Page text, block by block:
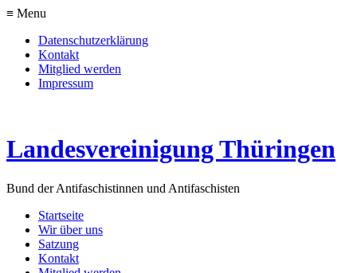
≡ Menu
Datenschutzerklärung
Kontakt
Mitglied werden
Impressum
Landesvereinigung Thüringen
Bund der Antifaschistinnen und Antifaschisten
Startseite
Wir über uns
Satzung
Kontakt